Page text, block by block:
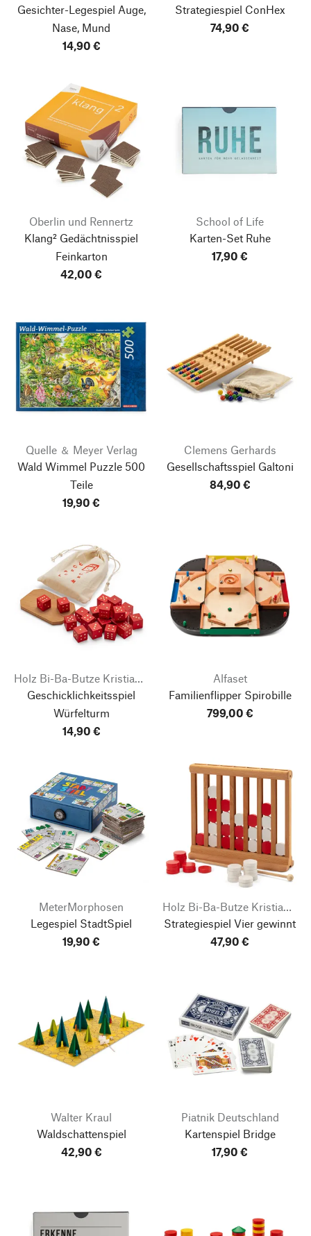
Gesichter-Legespiel Auge,
Nase, Mund
14,90 €
Strategiespiel ConHex
74,90 €
Oberlin und Rennertz
Klang² Gedächtnisspiel
Feinkarton
42,00 €
School of Life
Karten-Set Ruhe
17,90 €
Quelle ＆ Meyer Verlag
Wald Wimmel Puzzle 500
Teile
19,90 €
Clemens Gerhards
Gesellschaftsspiel Galtoni
84,90 €
Holz Bi-Ba-Butze Kristian Finken
Geschicklichkeitsspiel
Würfelturm
14,90 €
Alfaset
Familienflipper Spirobille
799,00 €
MeterMorphosen
Legespiel StadtSpiel
19,90 €
Holz Bi-Ba-Butze Kristian Finken
Strategiespiel Vier gewinnt
47,90 €
Walter Kraul
Waldschattenspiel
42,90 €
Piatnik Deutschland
Kartenspiel Bridge
17,90 €